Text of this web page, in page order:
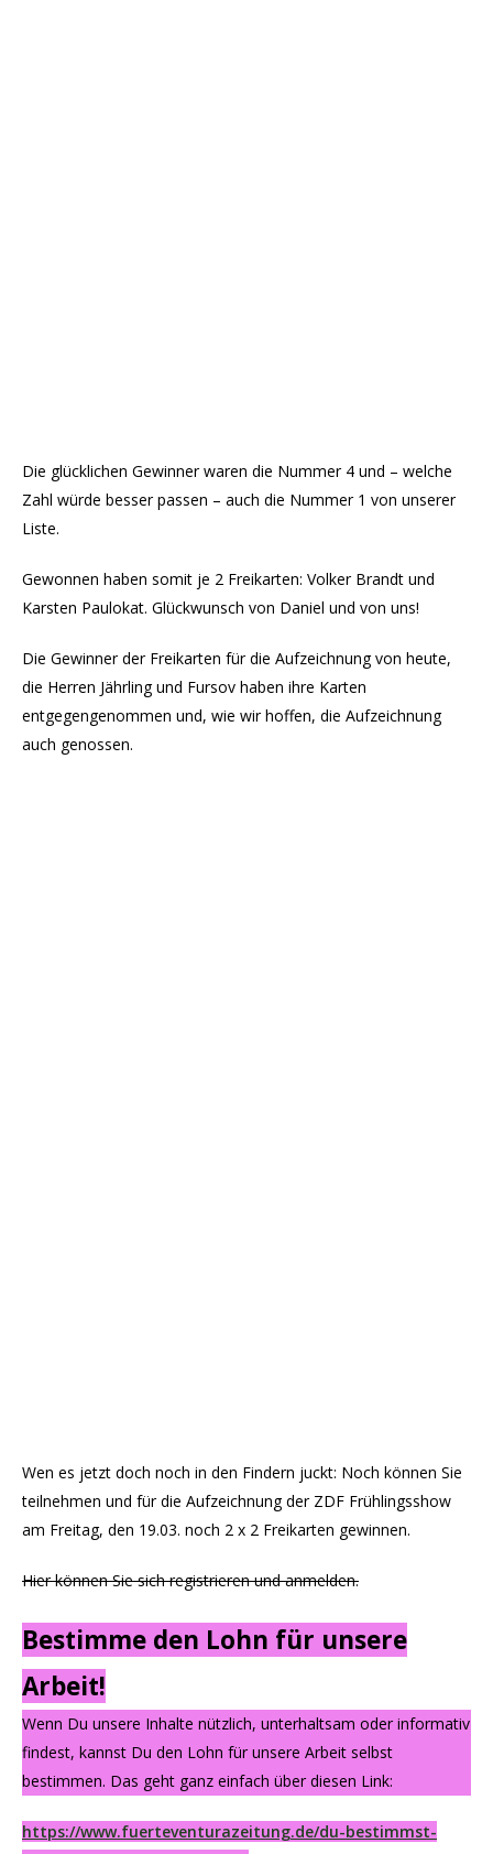
Die glücklichen Gewinner waren die Nummer 4 und – welche
Zahl würde besser passen – auch die Nummer 1 von unserer
Liste.
Gewonnen haben somit je 2 Freikarten: Volker Brandt und
Karsten Paulokat. Glückwunsch von Daniel und von uns!
Die Gewinner der Freikarten für die Aufzeichnung von heute,
die Herren Jährling und Fursov haben ihre Karten
entgegengenommen und, wie wir hoffen, die Aufzeichnung
auch genossen.
Wen es jetzt doch noch in den Findern juckt: Noch können Sie
teilnehmen und für die Aufzeichnung der ZDF Frühlingsshow
am Freitag, den 19.03. noch 2 x 2 Freikarten gewinnen.
Hier können Sie sich registrieren und anmelden.
Bestimme den Lohn für unsere
Arbeit!
Wenn Du unsere Inhalte nützlich, unterhaltsam oder informativ
findest, kannst Du den Lohn für unsere Arbeit selbst
bestimmen. Das geht ganz einfach über diesen Link:
https://www.fuerteventurazeitung.de/du-bestimmst-